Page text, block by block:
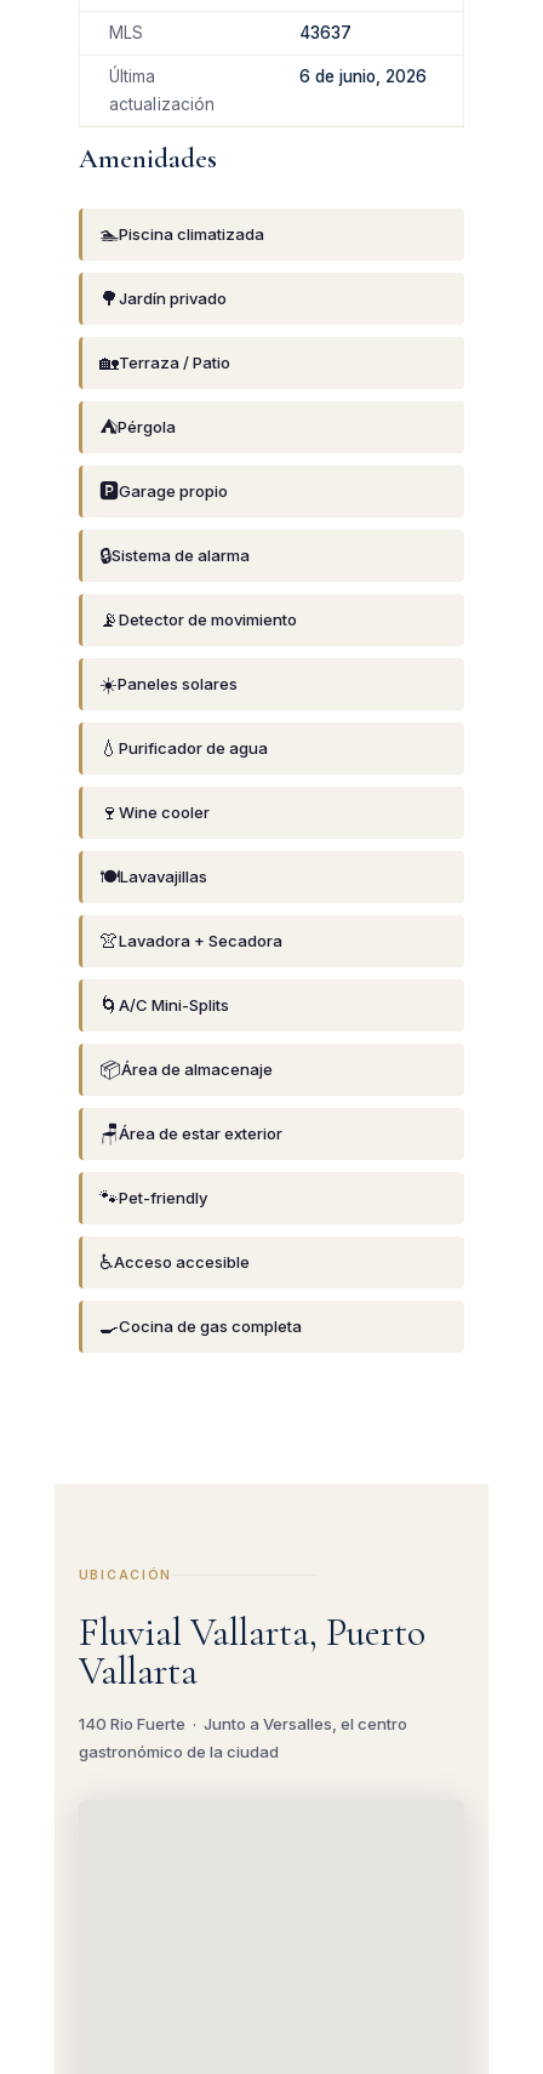
MLS 43637
Última
actualización
6 de junio, 2026
Amenidades
🏊Piscina climatizada
🌳Jardín privado
🏡Terraza / Patio
⛺Pérgola
🅿️Garage propio
🔒Sistema de alarma
📡Detector de movimiento
☀️Paneles solares
💧 Purificador de agua
🍷 Wine cooler
🍽️Lavavajillas
👚Lavadora + Secadora
🌀 A/C Mini-Splits
📦Área de almacenaje
🪑Área de estar exterior
🐾Pet-friendly
♿Acceso accesible
🍳Cocina de gas completa
UBICACIÓN
Fluvial Vallarta, Puerto
Vallarta
140 Rio Fuerte · Junto a Versalles, el centro
gastronómico de la ciudad